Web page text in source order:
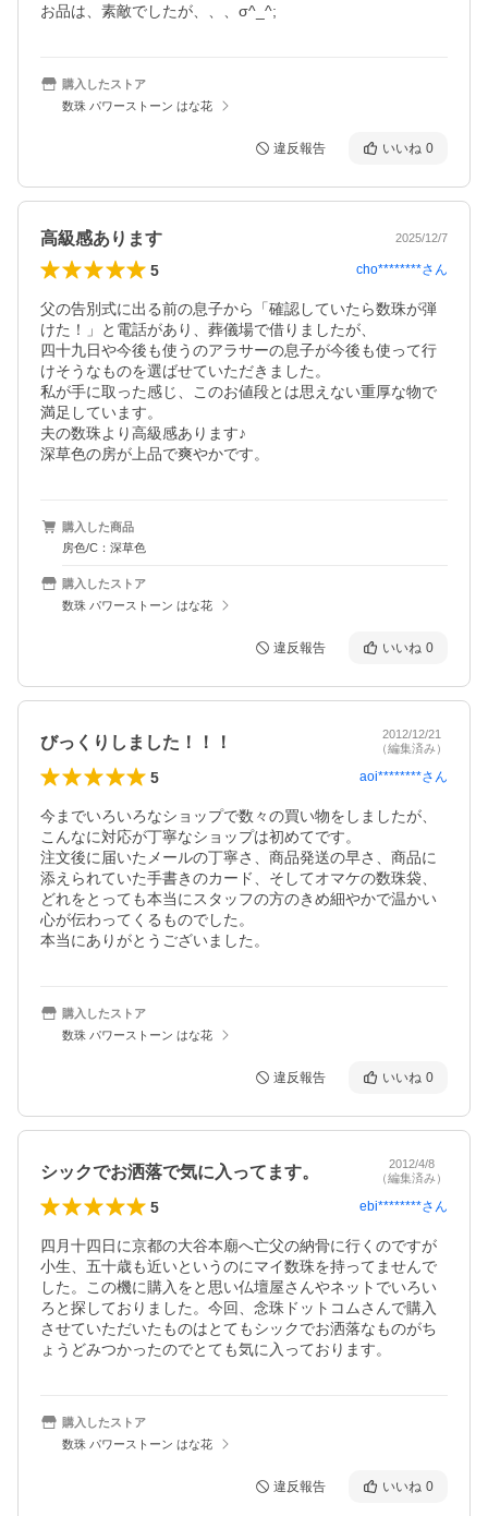
お品は、素敵でしたが、、、σ^_^;
購入したストア
数珠 パワーストーン はな花
違反報告 いいね 0
高級感あります 2025/12/7
5 cho********さん
父の告別式に出る前の息子から「確認していたら数珠が弾
けた！」と電話があり、葬儀場で借りましたが、
四十九日や今後も使うのアラサーの息子が今後も使って行
けそうなものを選ばせていただきました。
私が手に取った感じ、このお値段とは思えない重厚な物で
満足しています。
夫の数珠より高級感あります♪
深草色の房が上品で爽やかです。
購入した商品
房色/C：深草色
購入したストア
数珠 パワーストーン はな花
違反報告 いいね 0
びっくりしました！！！
2012/12/21
（編集済み）
5 aoi********さん
今までいろいろなショップで数々の買い物をしましたが、
こんなに対応が丁寧なショップは初めてです。
注文後に届いたメールの丁寧さ、商品発送の早さ、商品に
添えられていた手書きのカード、そしてオマケの数珠袋、
どれをとっても本当にスタッフの方のきめ細やかで温かい
心が伝わってくるものでした。
本当にありがとうございました。
購入したストア
数珠 パワーストーン はな花
違反報告 いいね 0
シックでお洒落で気に入ってます。
2012/4/8
（編集済み）
5 ebi********さん
四月十四日に京都の大谷本廟へ亡父の納骨に行くのですが
小生、五十歳も近いというのにマイ数珠を持ってませんで
した。この機に購入をと思い仏壇屋さんやネットでいろい
ろと探しておりました。今回、念珠ドットコムさんで購入
させていただいたものはとてもシックでお洒落なものがち
ょうどみつかったのでとても気に入っております。
購入したストア
数珠 パワーストーン はな花
違反報告 いいね 0